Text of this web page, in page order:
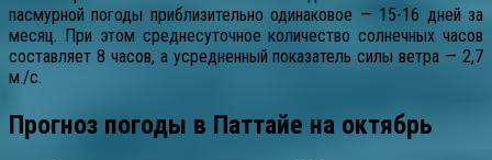
пасмурной погоды приблизительно одинаковое — 15-16 дней за
месяц. При этом среднесуточное количество солнечных часов
составляет 8 часов, а усредненный показатель силы ветра — 2,7
м./с.
Прогноз погоды в Паттайе на октябрь